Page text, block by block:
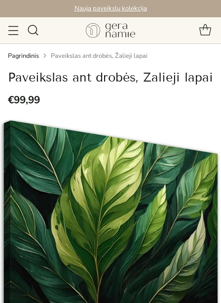
Nauja paveikslų kolekcija
Pagrindinis Paveikslas ant drobės, Žalieji lapai
Paveikslas ant drobės, Žalieji lapai
Reguliari
kaina
€99,99